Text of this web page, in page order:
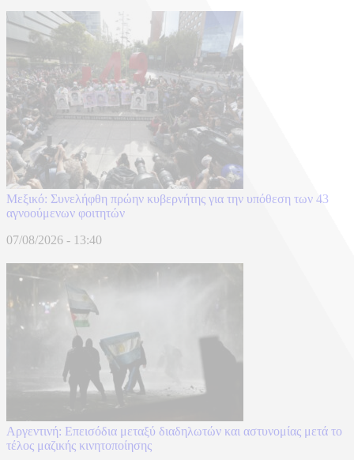
Μεξικό: Συνελήφθη πρώην κυβερνήτης για την υπόθεση των 43
αγνοούμενων φοιτητών
07/08/2026 - 13:40
Αργεντινή: Επεισόδια μεταξύ διαδηλωτών και αστυνομίας μετά το
τέλος μαζικής κινητοποίησης